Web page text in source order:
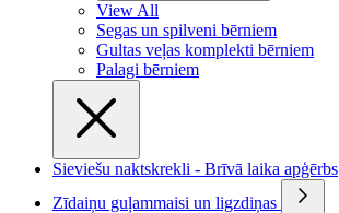
View All
Segas un spilveni bērniem
Gultas veļas komplekti bērniem
Palagi bērniem
Sieviešu naktskrekli - Brīvā laika apģērbs
Zīdaiņu guļammaisi un ligzdiņas